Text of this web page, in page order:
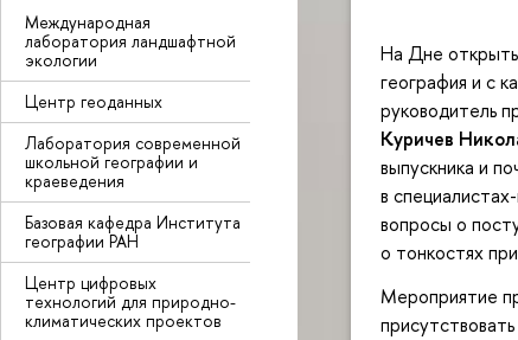
Международная
лаборатория ландшафтной
экологии
Центр геоданных
Лаборатория современной
школьной географии и
краеведения
Базовая кафедра Института
географии РАН
Центр цифровых
технологий для природно-
климатических проектов
На Дне
география и с
руководитель
Куричев
выпускника и
в
вопросы о
о тонкостях
Мероприятие